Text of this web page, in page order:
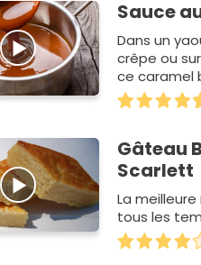
Sauce
Dans un
crêpe ou
ce caramel
! Ce n'est…
Gâteau
Scarlett
La
tous les